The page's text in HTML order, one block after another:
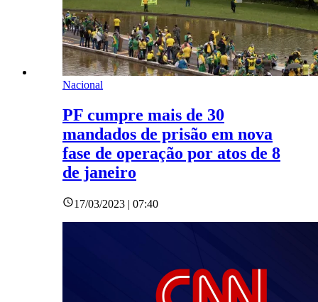
Nacional
PF cumpre mais de 30
mandados de prisão em nova
fase de operação por atos de 8
de janeiro
17/03/2023 | 07:40